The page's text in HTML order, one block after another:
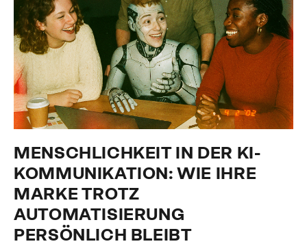
MENSCHLICHKEIT IN DER KI-
KOMMUNIKATION: WIE IHRE
MARKE TROTZ
AUTOMATISIERUNG
PERSÖNLICH BLEIBT